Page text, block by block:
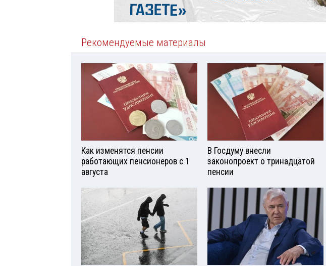
Рекомендуемые материалы
Как изменятся пенсии
работающих пенсионеров с 1
августа
В Госдуму внесли
законопроект о тринадцатой
пенсии